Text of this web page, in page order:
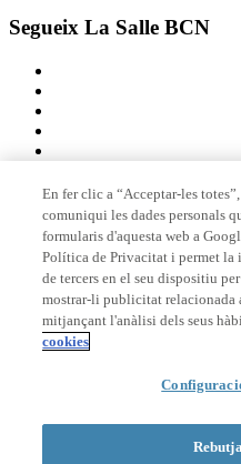
Segueix La Salle BCN
Membre de
Acreditacions
© 2026 La Salle Campus
Formulari de cerca
En fer clic a “Acceptar-les
comuniqui les dades personals
formularis d'aquesta web a
Política de Privacitat i permet la
de tercers en el seu dispositiu
mostrar-li publicitat relacionada
mitjançant l'anàlisi dels seus
cookies